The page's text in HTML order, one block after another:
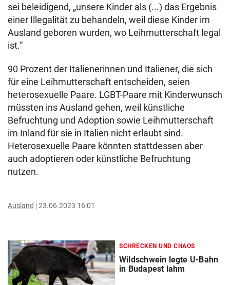
sei beleidigend, „unsere Kinder als (...) das Ergebnis
einer Illegalität zu behandeln, weil diese Kinder im
Ausland geboren wurden, wo Leihmutterschaft legal
ist.“
90 Prozent der Italienerinnen und Italiener, die sich
für eine Leihmutterschaft entscheiden, seien
heterosexuelle Paare. LGBT-Paare mit Kinderwunsch
müssten ins Ausland gehen, weil künstliche
Befruchtung und Adoption sowie Leihmutterschaft
im Inland für sie in Italien nicht erlaubt sind.
Heterosexuelle Paare könnten stattdessen aber
auch adoptieren oder künstliche Befruchtung
nutzen.
Ausland 23.06.2023 16:01
SCHRECKEN UND CHAOS
Wildschwein legte U-Bahn
in Budapest lahm